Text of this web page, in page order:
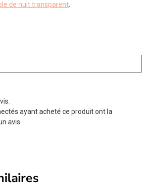
de nuit transparent
ayant acheté ce produit ont la
avis.